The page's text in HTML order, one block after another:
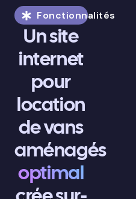
Fonctionnalités
Un site
internet
pour
location
de vans
aménagés
optimal